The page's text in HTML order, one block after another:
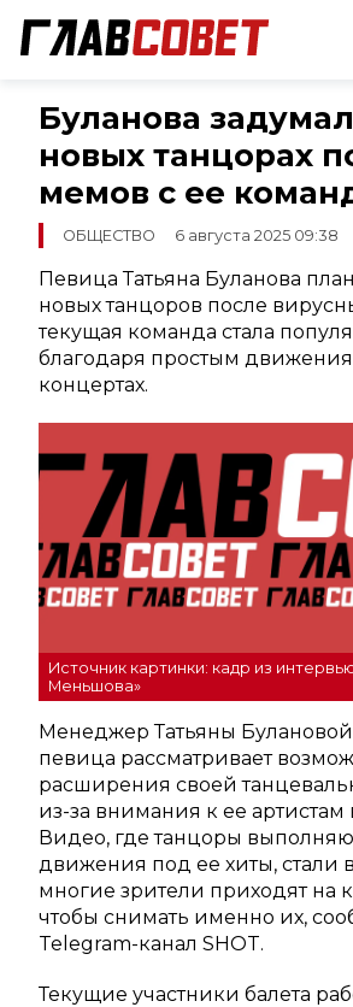
Буланова
новых танцорах
мемов с ее
ОБЩЕСТВО 6 августа 2025 09:38
Певица Татьяна Буланова
новых танцоров после
текущая команда стала
благодаря простым
концертах.
Источник картинки: кадр из
Меньшова»
Менеджер Татьяны
певица рассматривает
расширения своей
из-за внимания к ее артистам
Видео, где танцоры
движения под ее хиты, стали
многие зрители приходят на
чтобы снимать именно их,
Telegram-канал SHOT.
Текущие участники балета